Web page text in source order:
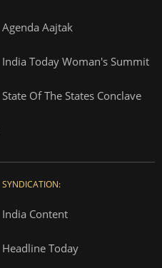
Agenda Aajtak
India Today Woman's Summit
State Of The States Conclave
SYNDICATION:
India Content
Headline Today